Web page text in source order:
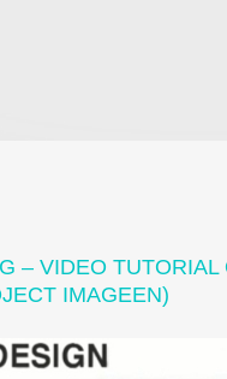
– VIDEO
IMAGEEN)